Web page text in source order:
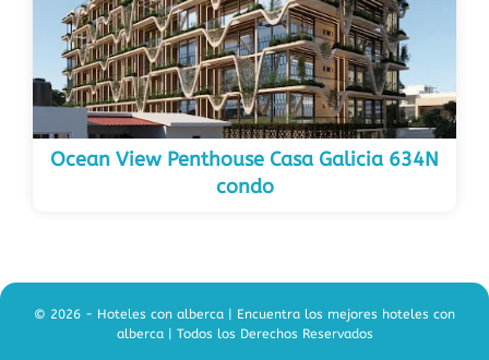
Ocean View Penthouse Casa Galicia 634N
condo
© 2026 - Hoteles con alberca | Encuentra los mejores hoteles con
alberca | Todos los Derechos Reservados